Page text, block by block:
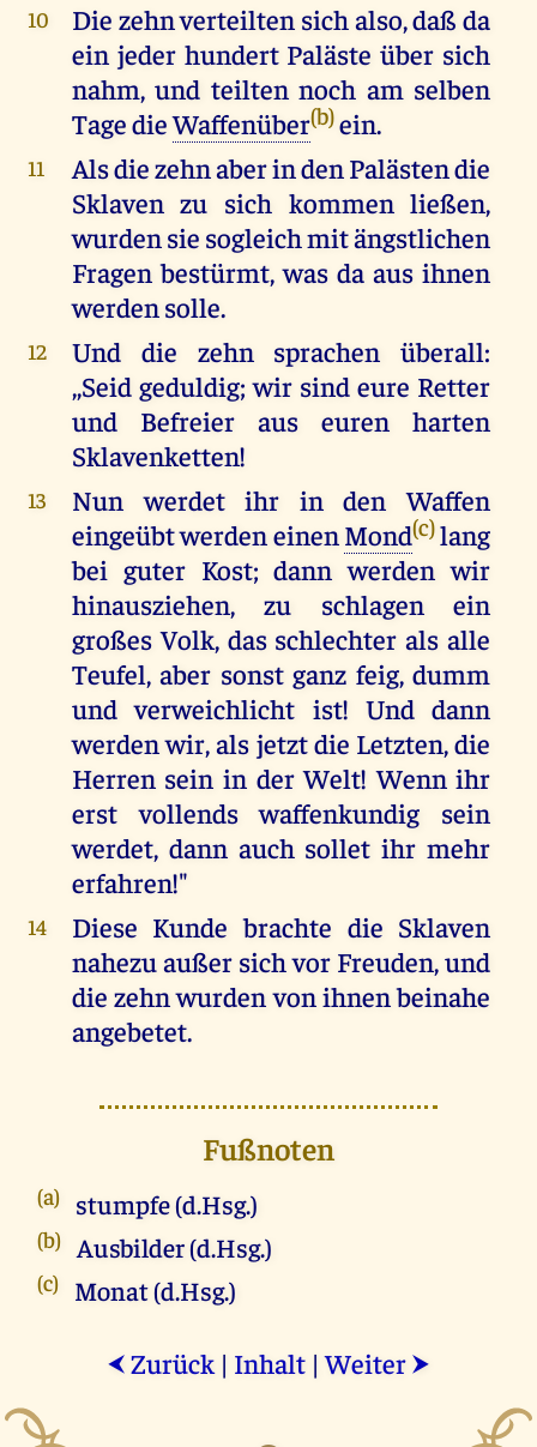
10
Die zehn verteilten sich also, daß da
ein jeder hundert Paläste über sich
nahm, und teilten noch am selben
Tage dieWaffenüber(b)ein.
11
Als die zehn aber in den Palästen die
Sklaven zu sich kommen ließen,
wurden sie sogleich mit ängstlichen
Fragen bestürmt, was da aus ihnen
werden solle.
12
Und die zehn sprachen überall:
,,Seid geduldig; wir sind eure Retter
und Befreier aus euren harten
Sklavenketten!
13
Nun werdet ihr in den Waffen
eingeübt werden einenMond(c)lang
bei guter Kost; dann werden wir
hinausziehen, zu schlagen ein
großes Volk, das schlechter als alle
Teufel, aber sonst ganz feig, dumm
und verweichlicht ist! Und dann
werden wir, als jetzt die Letzten, die
Herren sein in der Welt! Wenn ihr
erst vollends waffenkundig sein
werdet, dann auch sollet ihr mehr
erfahren!"
14
Diese Kunde brachte die Sklaven
nahezu außer sich vor Freuden, und
die zehn wurden von ihnen beinahe
angebetet.
Fußnoten
(a) stumpfe (d.Hsg.)
(b) Ausbilder (d.Hsg.)
(c) Monat (d.Hsg.)
⮜ Zurück | Inhalt |Weiter ⮞